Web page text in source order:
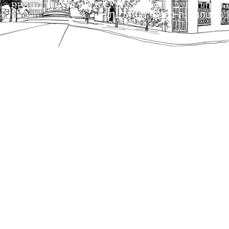
הנוסח המחייב הוא זה הקבוע בהוראות הדין הרלוונטיות
כפי שתהיינה בתוקף מעת לעת.